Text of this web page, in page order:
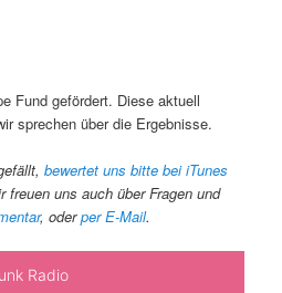
Fund gefördert. Diese aktuell
sprechen über die Ergebnisse.
bewertet uns bitte bei iTunes
freuen uns auch über Fragen und
, oderper E-Mail.